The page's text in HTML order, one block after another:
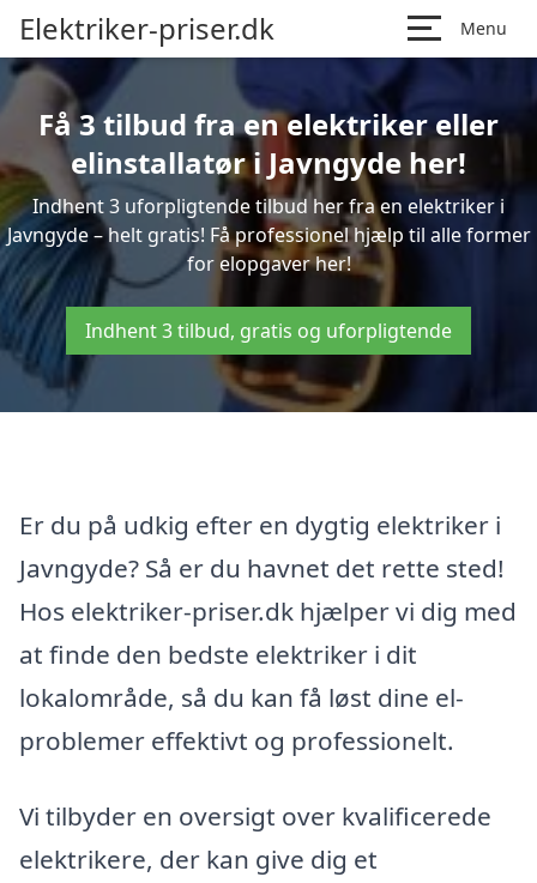
Elektriker-priser.dk Menu
Få 3 tilbud fra en elektriker eller
elinstallatør i Javngyde her!
Indhent 3 uforpligtende tilbud her fra en elektriker i
Javngyde – helt gratis! Få professionel hjælp til alle former
for elopgaver her!
Indhent 3 tilbud, gratis og uforpligtende
Er du på udkig efter en dygtig elektriker i
Javngyde? Så er du havnet det rette sted!
Hos elektriker-priser.dk hjælper vi dig med
at finde den bedste elektriker i dit
lokalområde, så du kan få løst dine el-
problemer effektivt og professionelt.
Vi tilbyder en oversigt over kvalificerede
elektrikere, der kan give dig et